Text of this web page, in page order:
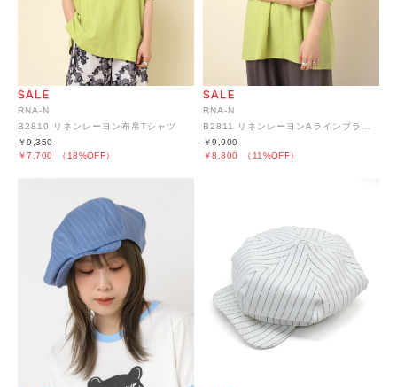
RNA-N
B2810 リネンレーヨン布帛Tシャツ
￥7,700 （18%OFF）
￥9,350
RNA-N
B2811 リネンレーヨンAラインブラウス
￥8,800 （11%OFF）
￥9,900